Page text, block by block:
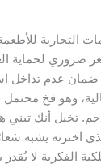
التجارية
ضروري لحماية
ضمان عدم تداخل
وهو فخ
تخيل أنك تبني
اخترته يشبه
الفكرية لا